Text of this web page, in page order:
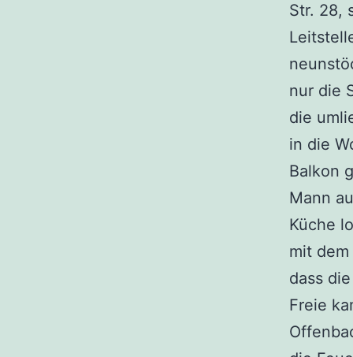
Str. 28,
nur die
die
in die
Balkon
Mann
Küche
mit
dass
Freie